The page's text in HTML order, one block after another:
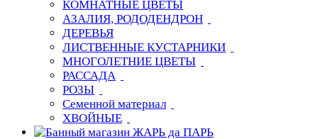
КОМНАТНЫЕ ЦВЕТЫ
АЗАЛИЯ, РОДОДЕНДРОН
ДЕРЕВЬЯ
ЛИСТВЕННЫЕ КУСТАРНИКИ
МНОГОЛЕТНИЕ ЦВЕТЫ
РАССАДА
РОЗЫ
Семенной материал
ХВОЙНЫЕ